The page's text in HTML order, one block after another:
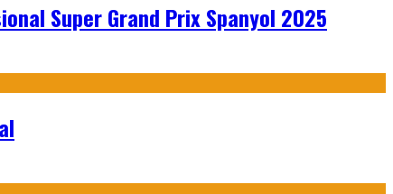
Super Grand Prix Spanyol 2025